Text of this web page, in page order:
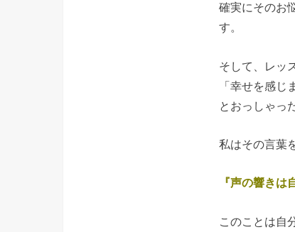
確実にそのお
す。
そして、レッ
「幸せを感じ
とおっしゃっ
私はその言葉
『声の響きは
このことは自